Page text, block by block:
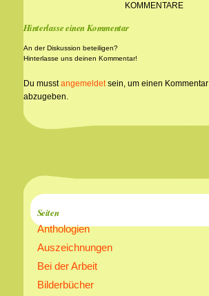
KOMMENTARE
Hinterlasse einen Kommentar
An der Diskussion beteiligen?
Hinterlasse uns deinen Kommentar!
Du musstangemeldetsein, um einen Kommentar
abzugeben.
Seiten
Anthologien
Auszeichnungen
Bei der Arbeit
Bilderbücher